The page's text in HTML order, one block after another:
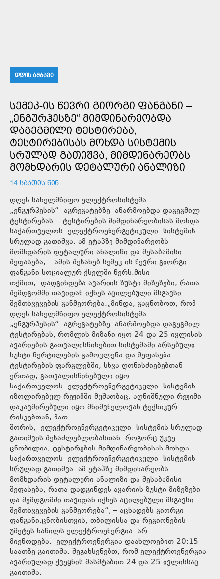
ᲓᲦᲘᲡ ᲐᲛᲑᲐᲕᲘ
ᲡᲔᲛᲔᲙ-ᲘᲡ ᲬᲔᲕᲠᲘ ᲒᲘᲝᲠᲒᲘ ᲤᲐᲜᲒᲐᲜᲘ –
„ᲔᲜᲒᲣᲠᲰᲔᲡᲖᲔ“ ᲛᲘᲛᲓᲘᲜᲐᲠᲔᲝᲑᲓᲐ
ᲓᲐᲒᲔᲒᲛᲘᲚᲘ ᲢᲔᲡᲢᲘᲠᲔᲑᲐ,
ᲢᲔᲡᲢᲘᲠᲔᲑᲘᲡᲐᲡ ᲛᲝᲮᲓᲐ ᲡᲘᲡᲢᲔᲛᲘᲡ
ᲡᲠᲣᲚᲐᲓ ᲒᲐᲗᲘᲨᲕᲐ, ᲛᲘᲛᲓᲘᲜᲐᲠᲔᲝᲑᲡ
ᲛᲝᲛᲮᲓᲐᲠᲘᲡ ᲓᲔᲢᲐᲚᲣᲠᲘ ᲐᲜᲐᲚᲘᲖᲘ
14 ᲡᲐᲐᲗᲘᲡ ᲬᲘᲜ
დღეს სახელმწიფო ელექტროსისტემა
„ენგურჰესის“ აგრეგატებზე აწარმოებდა დაგეგმილ
ტესტირებას. ტესტირების მიმდინარეობისას მოხდა
საქართველოს ელექტროენერგეტიკული სისტემის
სრულად გათიშვა. ამ ეტაპზე მიმდინარეობს
მომხდარის დეტალური ანალიზი და შესაბამისი
შეფასება, – ამის შესახებ სემეკ-ის წევრი გიორგი
ფანგანი სოციალურ ქსელში წერს.მისი
თქმით, დადგინდება ავარიის ზუსტი მიზეზები, რათა
შემდგომში თავიდან იქნეს აცილებული მსგავსი
შემთხვევების განმეორება.„მინდა, გაცნობოთ, რომ
დღეს სახელმწიფო ელექტროსისტემა
„ენგურჰესის“ აგრეგატებზე აწარმოებდა დაგეგმილ
ტესტირებას, რომლის მიზანი იყო 24 და 25 ივლისის
ავარიების გათვალისწინებით სისტემაში არსებული
სუსტი წერტილების გამოვლენა და შეფასება.
ტესტირების ფარგლებში, სხვა ღონისძიებებთან
ერთად, გათვალისწინებული იყო
საქართველოს ელექტროენერგეტიკული სისტემის
იზოლირებულ რეჟიმში მუშაობაც. აღნიშნული რეჟიმი
დაკავშირებული იყო მნიშვნელოვან ტექნიკურ
რისკებთან, მათ
შორის, ელექტროენერგეტიკული სისტემის სრულად
გათიშვის შესაძლებლობასთან. როგორც უკვე
ცნობილია, ტესტირების მიმდინარეობისას მოხდა
საქართველოს ელექტროენერგეტიკული სისტემის
სრულად გათიშვა. ამ ეტაპზე მიმდინარეობს
მომხდარის დეტალური ანალიზი და შესაბამისი
შეფასება, რათა დადგინდეს ავარიის ზუსტი მიზეზები
და შემდგომში თავიდან იქნეს აცილებული მსგავსი
შემთხვევების განმეორება“, – აცხადებს გიორგი
ფანგანი.ცნობისთვის, თბილისსა და რეგიონების
უმეტეს ნაწილს ელექტროენერგია არ
მიეწოდება. ელექტროენერგია დაახლოებით 20:15
საათზე გაითიშა. შეგახსენებთ, რომ ელექტროენერგია
ავარიულად ქვეყნის მასშტაბით 24 და 25 ივლისსაც
გაითიშა.